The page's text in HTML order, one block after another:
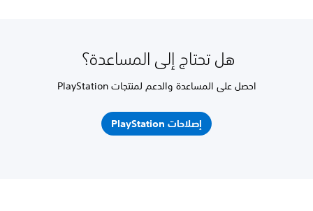
هل تحتاج إلى المساعدة؟
احصل على المساعدة والدعم لمنتجات PlayStation
إصلاحات PlayStation